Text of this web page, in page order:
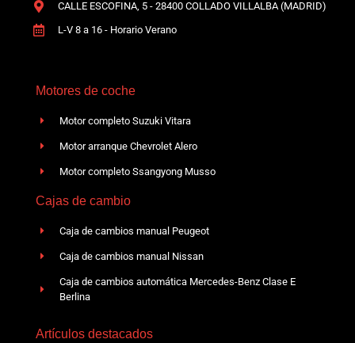
CALLE ESCOFINA, 5 - 28400 COLLADO VILLALBA (MADRID)
L-V 8 a 16 - Horario Verano
Motores de coche
Motor completo Suzuki Vitara
Motor arranque Chevrolet Alero
Motor completo Ssangyong Musso
Cajas de cambio
Caja de cambios manual Peugeot
Caja de cambios manual Nissan
Caja de cambios automática Mercedes-Benz Clase E
Berlina
Artículos destacados